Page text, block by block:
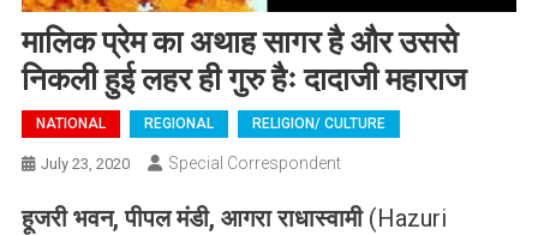
मालिक प्रेम का अथाह सागर है और उससे
निकली हुई लहर ही गुरु हैः दादाजी महाराज
NATIONAL REGIONAL RELIGION/ CULTURE
July 23, 2020 Special Correspondent
हूजरी भवन, पीपल मंडी, आगरा राधास्वामी(Hazuri